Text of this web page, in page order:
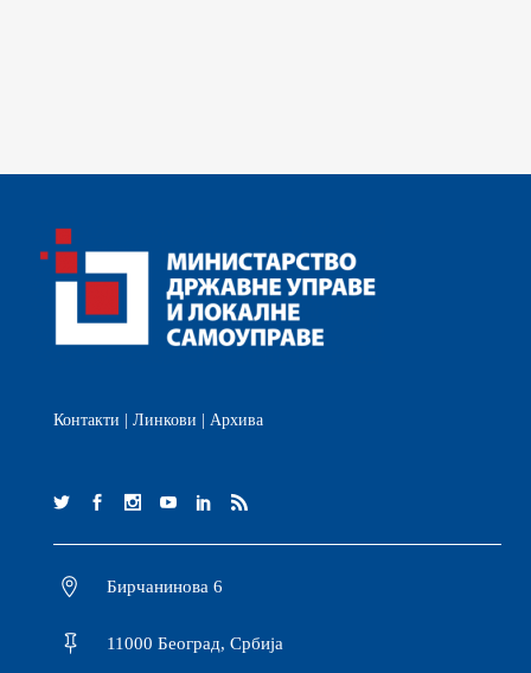
Контакти Линкови Архива
Бирчанинова 6
11000 Београд, Србија